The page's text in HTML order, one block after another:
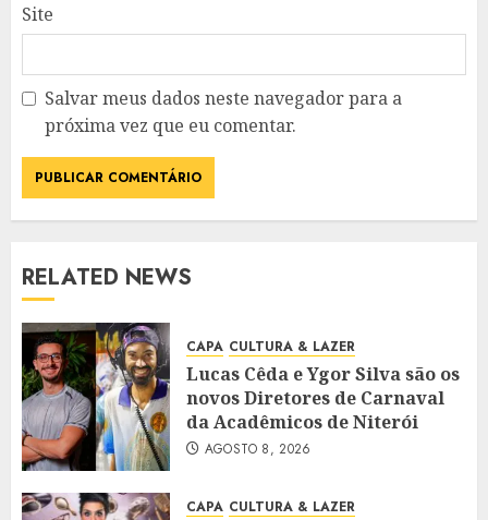
Site
Salvar meus dados neste navegador para a
próxima vez que eu comentar.
RELATED NEWS
CAPA CULTURA & LAZER
Lucas Cêda e Ygor Silva são os
novos Diretores de Carnaval
da Acadêmicos de Niterói
AGOSTO 8, 2026
CAPA CULTURA & LAZER